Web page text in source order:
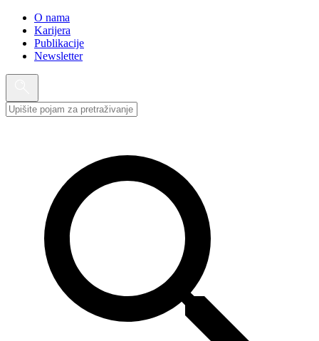
O nama
Karijera
Publikacije
Newsletter